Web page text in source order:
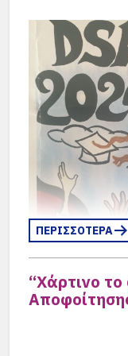
Συμβουλίου του
Αθηνών, Dr.
DSA, κ.
Διευθυντής της
Πρόεδρος του
Αθανάσογλου,
Συμβουλίου και
Από τον
Κώστας
εορτάστηκε
ΠΕΡΙΣΣΟΤΕΡΑ
“Χάρτινο